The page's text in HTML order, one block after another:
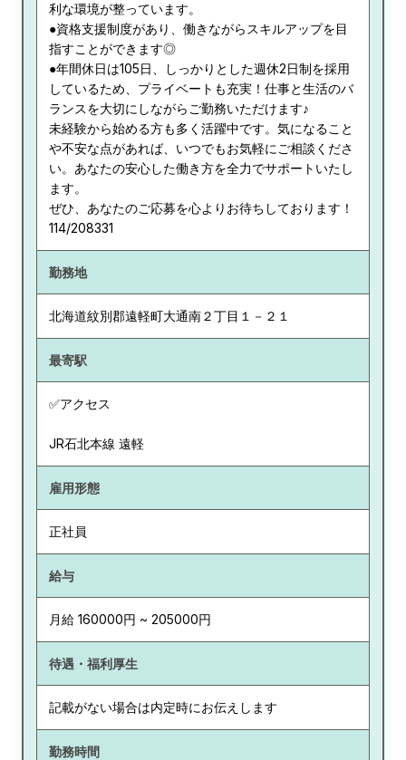
利な環境が整っています。
●資格支援制度があり、働きながらスキルアップを目
指すことができます◎
●年間休日は105日、しっかりとした週休2日制を採用
しているため、プライベートも充実！仕事と生活のバ
ランスを大切にしながらご勤務いただけます♪
未経験から始める方も多く活躍中です。気になること
や不安な点があれば、いつでもお気軽にご相談くださ
い。あなたの安心した働き方を全力でサポートいたし
ます。
ぜひ、あなたのご応募を心よりお待ちしております！
114/208331
勤務地
北海道紋別郡遠軽町大通南２丁目１－２１
最寄駅
✅アクセス
JR石北本線 遠軽
雇用形態
正社員
給与
月給 160000円 ~ 205000円
待遇・福利厚生
記載がない場合は内定時にお伝えします
勤務時間